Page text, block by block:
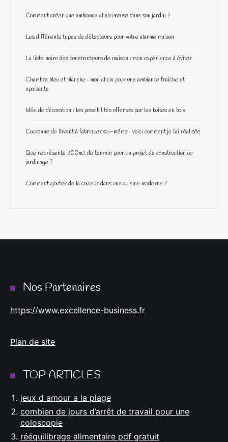
Comment créer une ambiance chaleureuse dans son jardin ?
Les différents types de détecteurs pour votre alarme maison
La liste noire des constructeurs de maison : mon expérience à éviter
Chambre bleu et blanche : mon choix pour une ambiance fraîche et
apaisante
Idée de décoration : les possibilités offertes par les boites en bois
Couronne de l’avent à fabriquer soi-même : voici comment je l’ai réalisée
Que représente 200m2 de terrain pour un projet de construction ou
jardinage ?
Comment ajouter de la couleur dans une cuisine moderne ?
Nos Partenaires
https://www.excellence-business.fr
Plan de site
TOP ARTICLES
jeux d amour a la plage
combien de jours d’arrêt de travail pour une
coloscopie
rééquilibrage alimentaire pdf gratuit